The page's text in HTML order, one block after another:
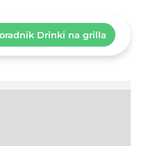
Drinki na grilla